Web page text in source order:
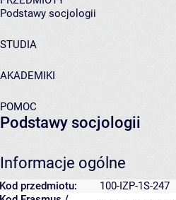
Podstawy socjologii
STUDIA
AKADEMIKI
POMOC
Podstawy socjologii
Informacje ogólne
Kod przedmiotu:
100-IZP-1S-247